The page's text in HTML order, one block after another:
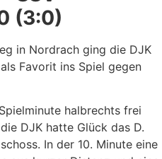
(3:0)
in Nordrach ging die DJK
Favorit ins Spiel gegen
halbrechts frei
DJK hatte Glück das D.
In der 10. Minute eine